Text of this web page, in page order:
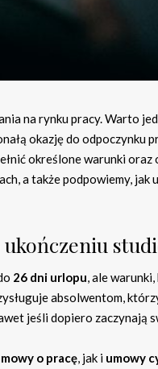
na rynku pracy. Warto
okazję do odpoczynku
określone warunki
a także podpowiemy, jak
26 dni urlopu, ale
absolwentom,
jeśli dopiero zaczynają
o pracę, jak i umowy